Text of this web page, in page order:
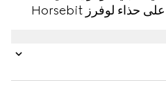
من الأسلوب النيو-مينيمالي على حذاء لوفرز Horsebit
القفاز لضمان قَصّة ناعمة
ومريحة ومرنة، وهو مصنوع من كانفاس GG خفيف الوزن